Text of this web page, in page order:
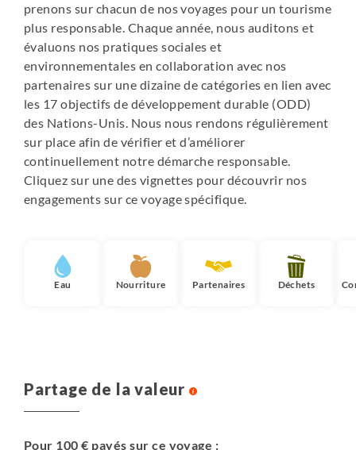
prenons sur chacun de nos voyages pour un tourisme
plus responsable. Chaque année, nous auditons et
évaluons nos pratiques sociales et
environnementales en collaboration avec nos
partenaires sur une dizaine de catégories en lien avec
les 17 objectifs de développement durable (ODD)
des Nations-Unis. Nous nous rendons régulièrement
sur place afin de vérifier et d’améliorer
continuellement notre démarche responsable.
Cliquez sur une des vignettes pour découvrir nos
engagements sur ce voyage spécifique.
Eau Nourriture Partenaires Déchets
Partage de la valeur
Pour 100 € payés sur ce voyage :